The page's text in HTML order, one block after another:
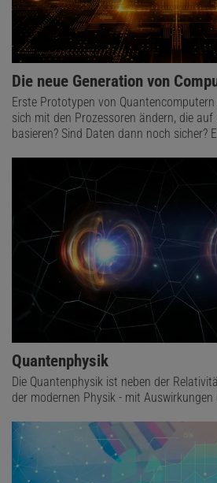
Die neue Generation von
Erste Prototypen von
sich mit den Prozessoren ändern, die
basieren? Sind Daten dann noch sicher?
Quantenphysik
Die Quantenphysik ist neben der
der modernen Physik - mit